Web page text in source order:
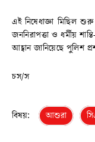
এই নিষেধাজ্ঞা মিছিল
জননিরাপত্তা ও ধর্মীয়
আহ্বান জানিয়েছে পুলিশ
চস/স
বিষয়: আশুরা